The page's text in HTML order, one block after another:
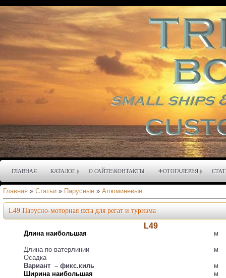
ГЛАВНАЯ КАТАЛОГ О САЙТЕ\КОНТАКТЫ ФОТОГАЛЕРЕЯ
Главная » Статьи » Парусные » Алюминевые
L49 Парусно-моторная яхта для регат и туризма
L49
Длина наибольшая м
Длина по ватерлинии
м
Осадка
Вариант – фикс.киль
м
Ширина наибольшая
м